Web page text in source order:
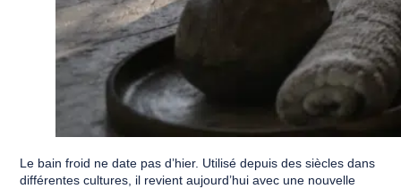
Le bain froid ne date pas d’hier. Utilisé depuis des siècles dans
différentes cultures, il revient aujourd’hui avec une nouvelle